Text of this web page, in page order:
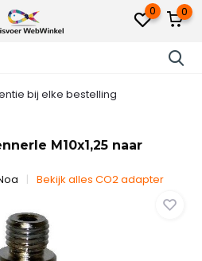
0 0
bij elke bestelling
M10x1,25 naar
Bekijk alles CO2 adapter